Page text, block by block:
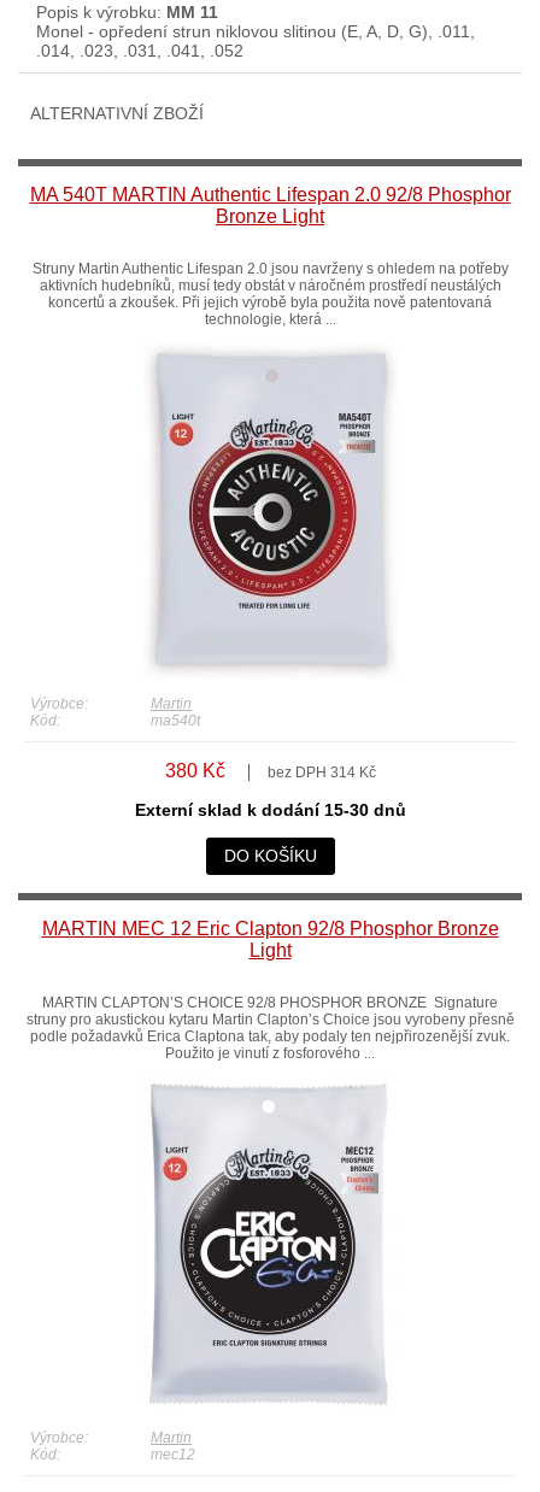
Popis k výrobku: MM 11
Monel - opředení strun niklovou slitinou (E, A, D, G), .011,
.014, .023, .031, .041, .052
ALTERNATIVNÍ ZBOŽÍ
MA 540T MARTIN Authentic Lifespan 2.0 92/8 Phosphor
Bronze Light
Struny Martin Authentic Lifespan 2.0 jsou navrženy s ohledem na potřeby
aktivních hudebníků, musí tedy obstát v náročném prostředí neustálých
koncertů a zkoušek. Při jejich výrobě byla použita nově patentovaná
technologie, která ...
Výrobce:
Martin
Kód:
ma540t
380 Kč bez DPH 314 Kč
Externí sklad k dodání 15-30 dnů
DO KOŠÍKU
MARTIN MEC 12 Eric Clapton 92/8 Phosphor Bronze
Light
MARTIN CLAPTON’S CHOICE 92/8 PHOSPHOR BRONZE Signature
struny pro akustickou kytaru Martin Clapton’s Choice jsou vyrobeny přesně
podle požadavků Erica Claptona tak, aby podaly ten nejpřirozenější zvuk.
Použito je vinutí z fosforového ...
Výrobce:
Martin
Kód:
mec12